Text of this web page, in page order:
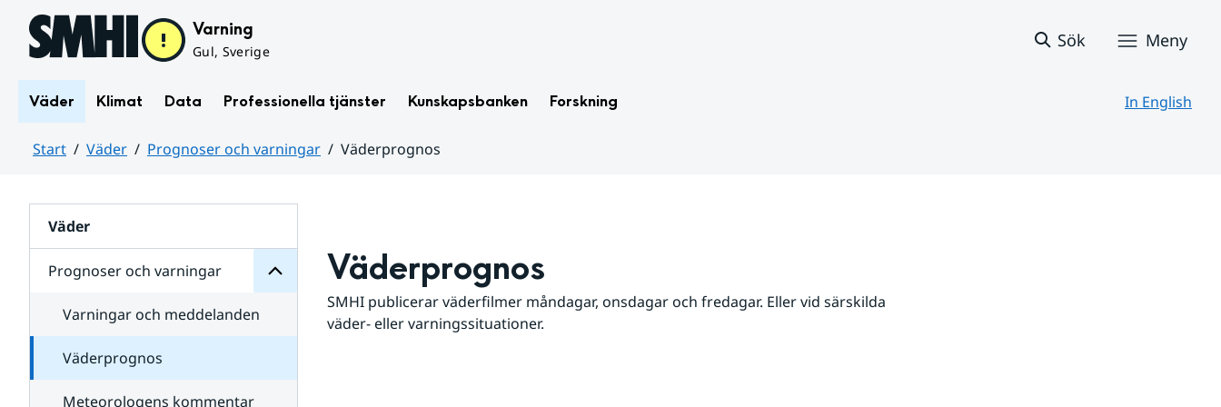
Hoppa till sidans innehåll Varning
Gul, Sverige
Sök Meny
Väder Klimat Data Professionella tjänster Kunskapsbanken Forskning In English
Start Väder Prognoser och varningar
Väderprognos
Väder
Prognoser och varningar
för
varningar
Varningar och meddelanden
Väderprognos
Meteorologens kommentar
Väderprognos
SMHI publicerar väderfilmer måndagar, onsdagar och fredagar. Eller vid särskilda
väder- eller varningssituationer.